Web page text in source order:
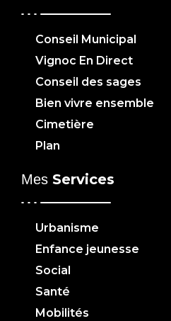
Conseil Municipal
Vignoc En Direct
Conseil des sages
Bien vivre ensemble
Cimetière
Plan
Mes Services
Urbanisme
Enfance jeunesse
Social
Santé
Mobilités